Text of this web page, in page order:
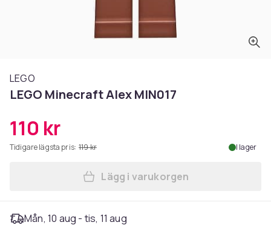
LEGO
LEGO Minecraft Alex MIN017
110 kr
Tidigare lägsta pris: 119 kr I lager
Lägg till LEGO Minecraft
Lägg i varukorgen
Mån, 10 aug - tis, 11 aug